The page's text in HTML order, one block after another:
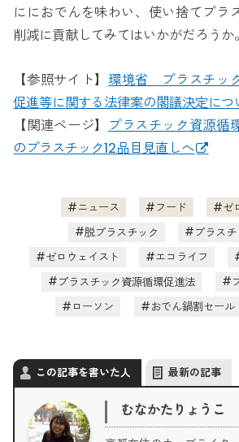
ににおでんを味わい、使い捨てプラ
削減に貢献してみてはいかがだろうか。
【参照サイト】 環境省 プラスチッ
促進等に関する法律案の閣議決定につ
【関連ページ】
プラスチック資源循
のプラスチック12品目見直しへ
ニュース フード
ゼ
脱プラスチック
プラス
ゼロウェイスト
エコライフ
プラスチック資源循環促進法
ローソン
おでん鍋割セール
この記事を書いた人 最新の記事
むなかたりょうこ